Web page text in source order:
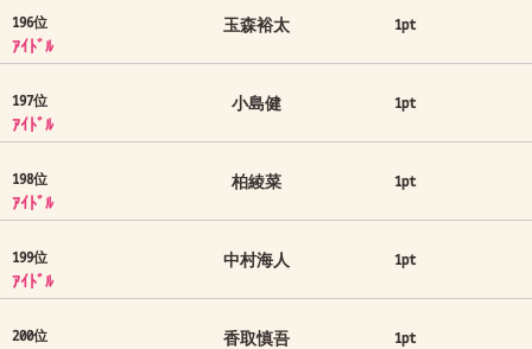
196位
ｱｲﾄﾞﾙ
玉森裕太 1pt
197位
ｱｲﾄﾞﾙ
小島健 1pt
198位
ｱｲﾄﾞﾙ
柏綾菜 1pt
199位
ｱｲﾄﾞﾙ
中村海人 1pt
200位 香取慎吾 1pt